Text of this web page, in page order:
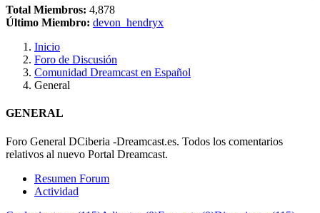
Total Miembros: 4,878
Último Miembro: devon_hendryx
Inicio
Foro de Discusión
Comunidad Dreamcast en Español
General
GENERAL
Foro General DCiberia -Dreamcast.es. Todos los comentarios
relativos al nuevo Portal Dreamcast.
Resumen Forum
Actividad